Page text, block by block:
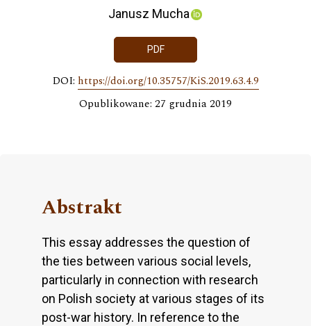
Janusz Mucha
PDF
DOI: https://doi.org/10.35757/KiS.2019.63.4.9
Opublikowane: 27 grudnia 2019
Abstrakt
This essay addresses the question of
the ties between various social levels,
particularly in connection with research
on Polish society at various stages of its
post-war history. In reference to the